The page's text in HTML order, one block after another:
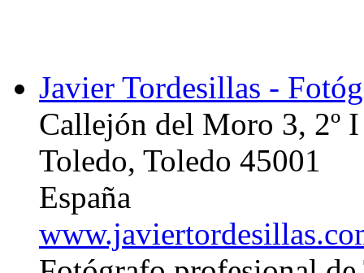
Javier Tordesillas -
Callejón del Moro 3, 2º I
Toledo, Toledo 45001
España